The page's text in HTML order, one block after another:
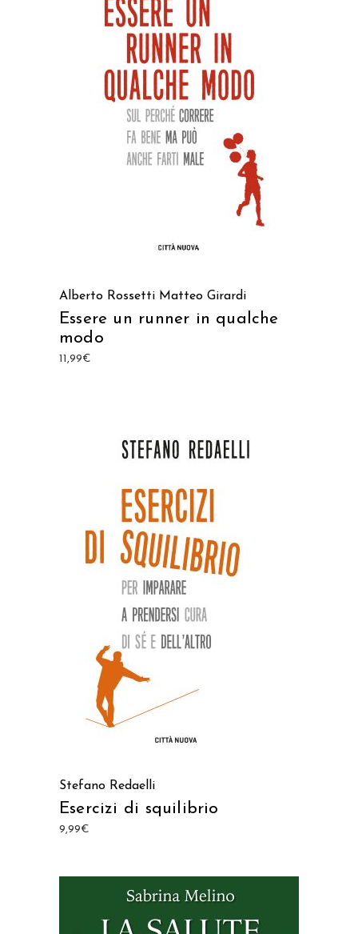
AGGIUNGI AL CARRELLO
Alberto Rossetti Matteo Girardi
Essere un runner in qualche
modo
11,99€
AGGIUNGI AL CARRELLO
Stefano Redaelli
Esercizi di squilibrio
9,99€